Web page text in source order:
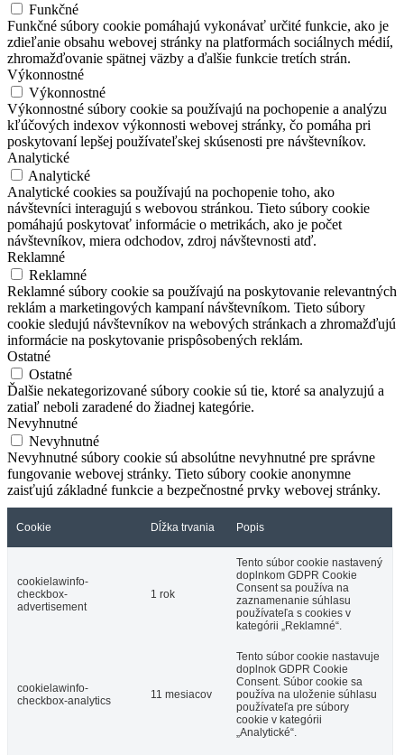
Funkčné
Funkčné súbory cookie pomáhajú vykonávať určité funkcie, ako je
zdieľanie obsahu webovej stránky na platformách sociálnych médií,
zhromažďovanie spätnej väzby a ďalšie funkcie tretích strán.
Výkonnostné
Výkonnostné
Výkonnostné súbory cookie sa používajú na pochopenie a analýzu
kľúčových indexov výkonnosti webovej stránky, čo pomáha pri
poskytovaní lepšej používateľskej skúsenosti pre návštevníkov.
Analytické
Analytické
Analytické cookies sa používajú na pochopenie toho, ako
návštevníci interagujú s webovou stránkou. Tieto súbory cookie
pomáhajú poskytovať informácie o metrikách, ako je počet
návštevníkov, miera odchodov, zdroj návštevnosti atď.
Reklamné
Reklamné
Reklamné súbory cookie sa používajú na poskytovanie relevantných
reklám a marketingových kampaní návštevníkom. Tieto súbory
cookie sledujú návštevníkov na webových stránkach a zhromažďujú
informácie na poskytovanie prispôsobených reklám.
Ostatné
Ostatné
Ďalšie nekategorizované súbory cookie sú tie, ktoré sa analyzujú a
zatiaľ neboli zaradené do žiadnej kategórie.
Nevyhnutné
Nevyhnutné
Nevyhnutné súbory cookie sú absolútne nevyhnutné pre správne
fungovanie webovej stránky. Tieto súbory cookie anonymne
zaisťujú základné funkcie a bezpečnostné prvky webovej stránky.
Cookie Dĺžka trvania Popis
cookielawinfo-
checkbox-
advertisement
1 rok
Tento súbor cookie nastavený
doplnkom GDPR Cookie
Consent sa používa na
zaznamenanie súhlasu
používateľa s cookies v
kategórii „Reklamné“.
cookielawinfo-
checkbox-analytics
11 mesiacov
Tento súbor cookie nastavuje
doplnok GDPR Cookie
Consent. Súbor cookie sa
používa na uloženie súhlasu
používateľa pre súbory
cookie v kategórii
„Analytické“.